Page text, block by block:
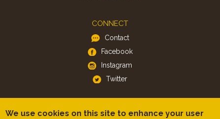
CONNECT
Contact
Facebook
Instagram
Twitter
We use cookies on this site to enhance your user